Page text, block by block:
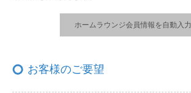
ホームラウンジ会員情報を自動入力
お客様のご要望